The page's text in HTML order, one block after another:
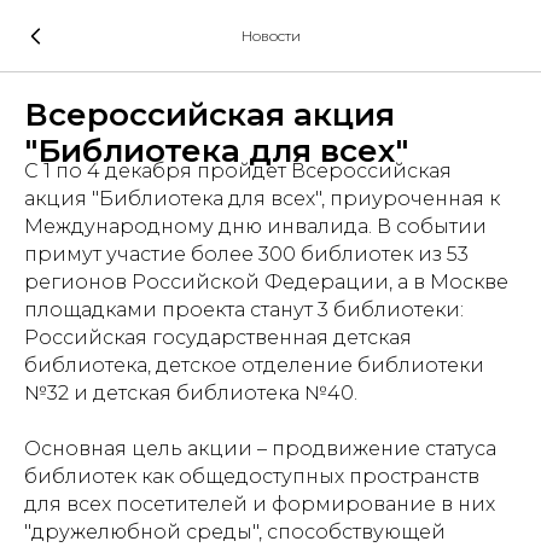
Новости
Всероссийская акция
"Библиотека для всех"
С 1 по 4 декабря пройдет Всероссийская
акция "Библиотека для всех", приуроченная к
Международному дню инвалида. В событии
примут участие более 300 библиотек из 53
регионов Российской Федерации, а в Москве
площадками проекта станут 3 библиотеки:
Российская государственная детская
библиотека, детское отделение библиотеки
№32 и детская библиотека №40.
Основная цель акции – продвижение статуса
библиотек как общедоступных пространств
для всех посетителей и формирование в них
"дружелюбной среды", способствующей